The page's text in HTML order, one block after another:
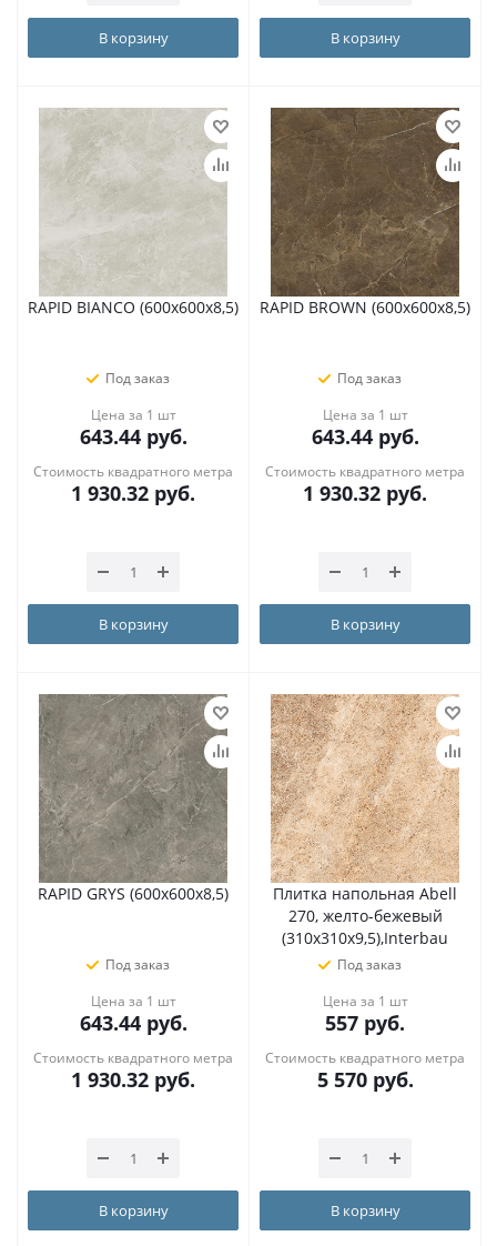
В корзину В корзину
RAPID BIANCO (600х600х8,5)
Под заказ
Цена за 1 шт
643.44руб.
Стоимость квадратного метра
1 930.32 руб.
В корзину
RAPID BROWN (600х600х8,5)
Под заказ
Цена за 1 шт
643.44руб.
Стоимость квадратного метра
1 930.32 руб.
В корзину
RAPID GRYS (600х600х8,5)
Под заказ
Цена за 1 шт
643.44руб.
Стоимость квадратного метра
1 930.32 руб.
В корзину
Плитка напольная Abell
270, желто-бежевый
(310х310х9,5),Interbau
Под заказ
Цена за 1 шт
557 руб.
Стоимость квадратного метра
5 570руб.
В корзину